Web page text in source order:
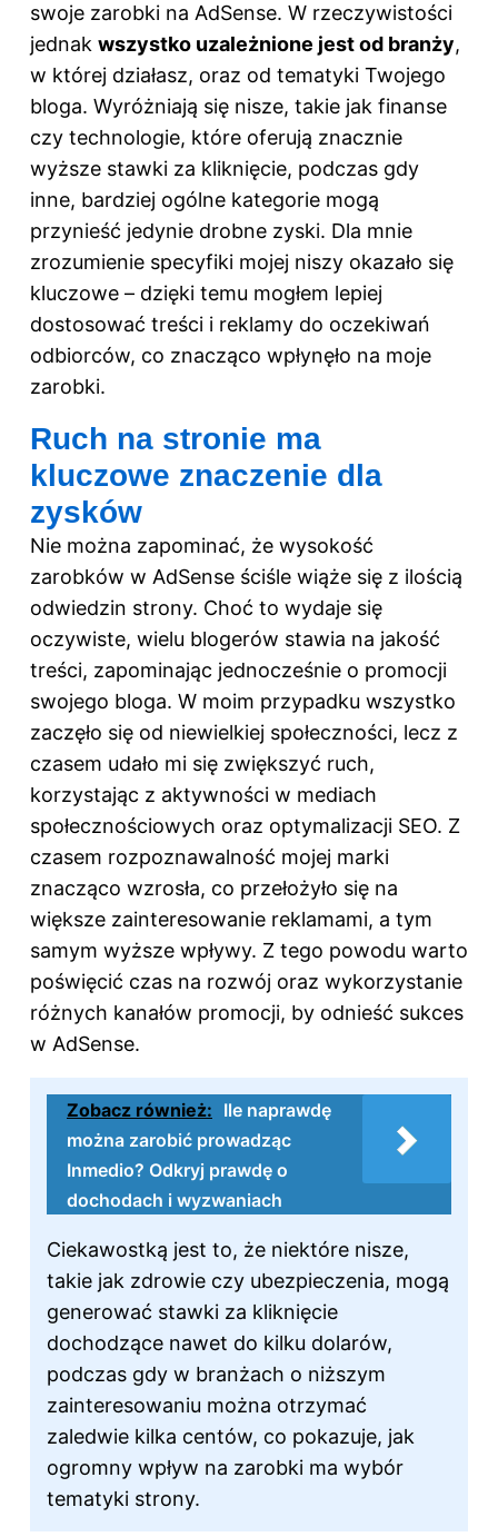
swoje zarobki na AdSense. W rzeczywistości
jednak wszystko uzależnione jest od branży,
w której działasz, oraz od tematyki Twojego
bloga. Wyróżniają się nisze, takie jak finanse
czy technologie, które oferują znacznie
wyższe stawki za kliknięcie, podczas gdy
inne, bardziej ogólne kategorie mogą
przynieść jedynie drobne zyski. Dla mnie
zrozumienie specyfiki mojej niszy okazało się
kluczowe – dzięki temu mogłem lepiej
dostosować treści i reklamy do oczekiwań
odbiorców, co znacząco wpłynęło na moje
zarobki.
Ruch na stronie ma
kluczowe znaczenie dla
zysków
Nie można zapominać, że wysokość
zarobków w AdSense ściśle wiąże się z ilością
odwiedzin strony. Choć to wydaje się
oczywiste, wielu blogerów stawia na jakość
treści, zapominając jednocześnie o promocji
swojego bloga. W moim przypadku wszystko
zaczęło się od niewielkiej społeczności, lecz z
czasem udało mi się zwiększyć ruch,
korzystając z aktywności w mediach
społecznościowych oraz optymalizacji SEO. Z
czasem rozpoznawalność mojej marki
znacząco wzrosła, co przełożyło się na
większe zainteresowanie reklamami, a tym
samym wyższe wpływy. Z tego powodu warto
poświęcić czas na rozwój oraz wykorzystanie
różnych kanałów promocji, by odnieść sukces
w AdSense.
Zobacz również: Ile naprawdę
można zarobić prowadząc
Inmedio? Odkryj prawdę o
dochodach i wyzwaniach
Ciekawostką jest to, że niektóre nisze,
takie jak zdrowie czy ubezpieczenia, mogą
generować stawki za kliknięcie
dochodzące nawet do kilku dolarów,
podczas gdy w branżach o niższym
zainteresowaniu można otrzymać
zaledwie kilka centów, co pokazuje, jak
ogromny wpływ na zarobki ma wybór
tematyki strony.